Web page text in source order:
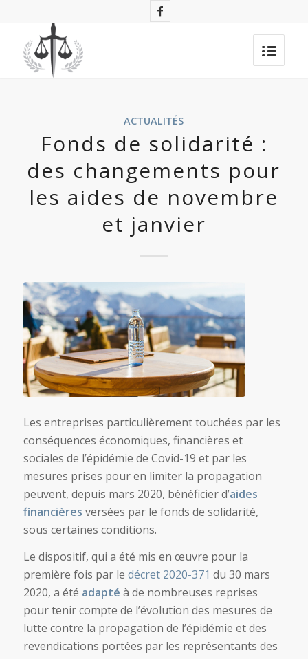
ACTUALITÉS
Fonds de solidarité :
des changements pour
les aides de novembre
et janvier
Les entreprises particulièrement touchées par les
conséquences économiques, financières et
sociales de l’épidémie de Covid-19 et par les
mesures prises pour en limiter la propagation
peuvent, depuis mars 2020, bénéficier d’aides
financières versées par le fonds de solidarité,
sous certaines conditions.
Le dispositif, qui a été mis en œuvre pour la
première fois par le décret 2020-371 du 30 mars
2020, a été adapté à de nombreuses reprises
pour tenir compte de l’évolution des mesures de
lutte contre la propagation de l’épidémie et des
revendications portées par les représentants des